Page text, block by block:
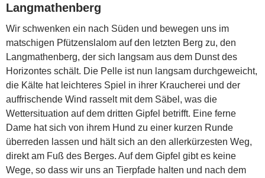
Langmathenberg
Wir schwenken ein nach Süden und bewegen uns im
matschigen Pfützenslalom auf den letzten Berg zu, den
Langmathenberg, der sich langsam aus dem Dunst des
Horizontes schält. Die Pelle ist nun langsam durchgeweicht,
die Kälte hat leichteres Spiel in ihrer Kraucherei und der
auffrischende Wind rasselt mit dem Säbel, was die
Wettersituation auf dem dritten Gipfel betrifft. Eine ferne
Dame hat sich von ihrem Hund zu einer kurzen Runde
überreden lassen und hält sich an den allerkürzesten Weg,
direkt am Fuß des Berges. Auf dem Gipfel gibt es keine
Wege, so dass wir uns an Tierpfade halten und nach dem